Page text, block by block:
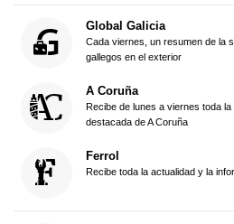
Global Galicia
Cada viernes, un resumen de la
gallegos en el exterior
A Coruña
Recibe de lunes a viernes toda
destacada de A Coruña
Ferrol
Recibe toda la actualidad y la